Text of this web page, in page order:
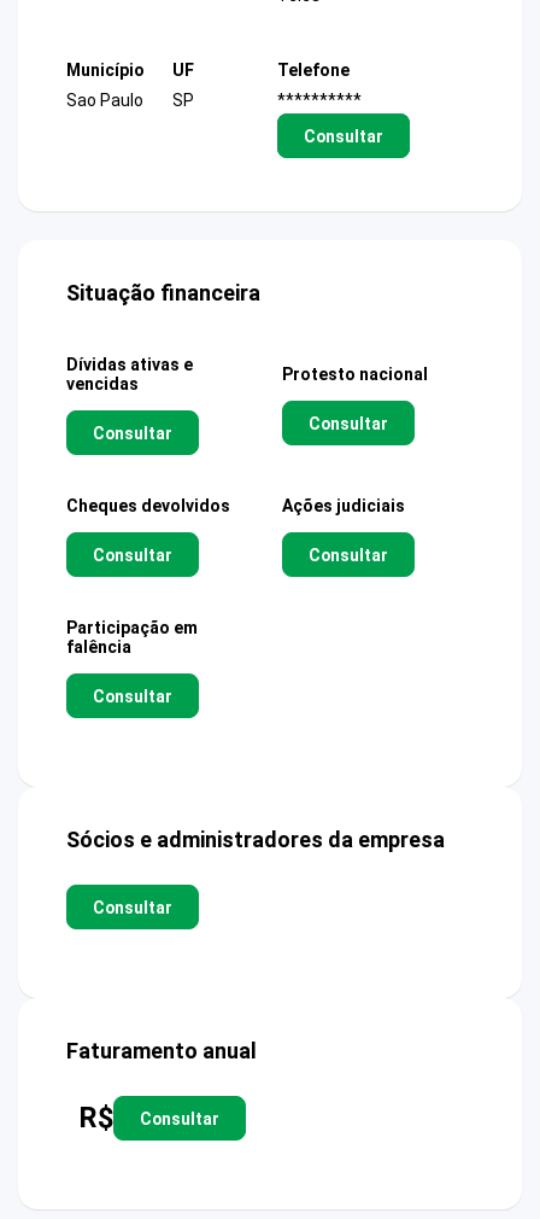
Município
Sao Paulo
UF
SP
Telefone
**********
Consultar
Situação financeira
Dívidas ativas e
vencidas
Consultar
Protesto nacional
Consultar
Cheques devolvidos
Consultar
Ações judiciais
Consultar
Participação em
falência
Consultar
Sócios e administradores da empresa
Consultar
Faturamento anual
R$ Consultar